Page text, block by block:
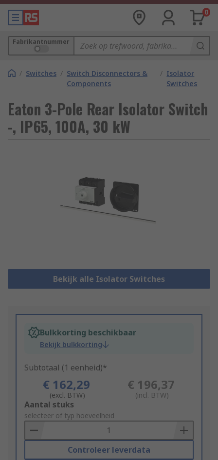
0
Fabrikantnummer
/ Switches / Switch Disconnectors &
Components
/ Isolator
Switches
Eaton 3-Pole Rear Isolator Switch
-, IP65, 100A, 30 kW
Bekijk alle Isolator Switches
Bulkkorting beschikbaar
Bekijk bulkkorting
Subtotaal (1 eenheid)*
€ 162,29
(excl. BTW)
€ 196,37
(incl. BTW)
Add
to
Basket
Aantal stuks
selecteer of typ hoeveelheid
Controleer leverdata